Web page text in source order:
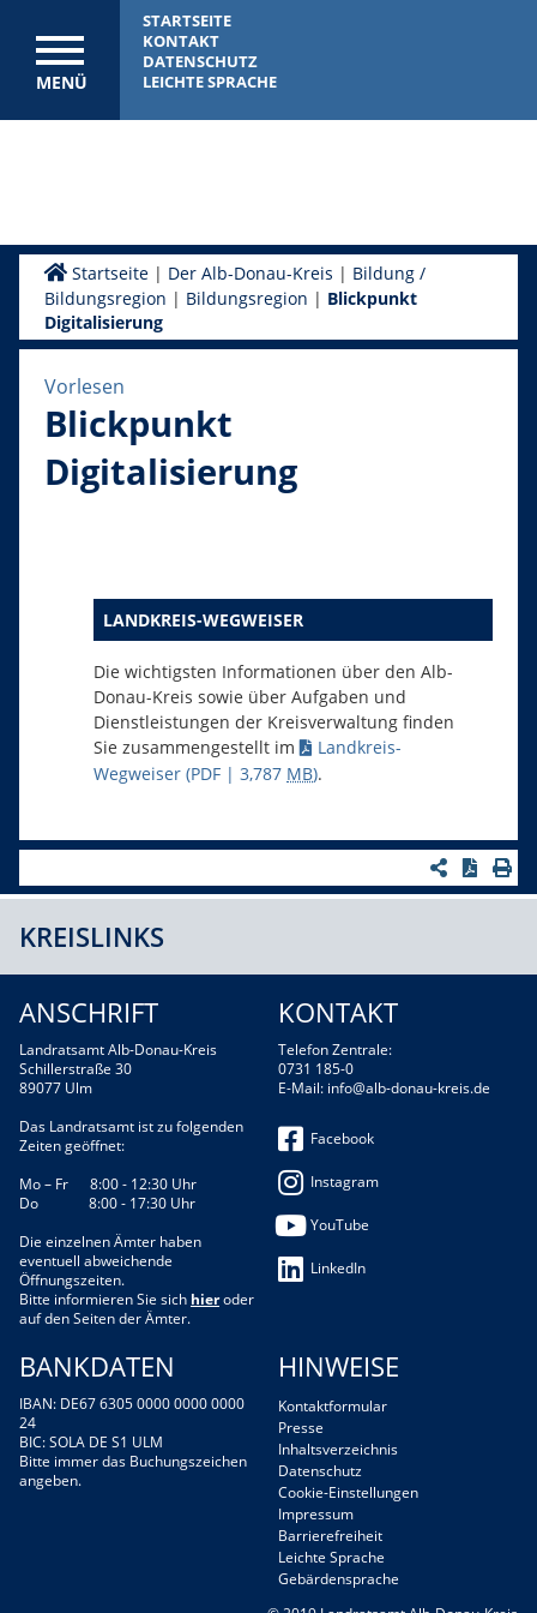
MENÜ
STARTSEITE
KONTAKT
DATENSCHUTZ
LEICHTE SPRACHE
Startseite| Der Alb-Donau-Kreis | Bildung /
Bildungsregion | Bildungsregion | Blickpunkt
Digitalisierung
Vorlesen
Blickpunkt
Digitalisierung
LANDKREIS-WEGWEISER
Die wichtigsten Informationen über den Alb-
Donau-Kreis sowie über Aufgaben und
Dienstleistungen der Kreisverwaltung finden
Sie zusammengestellt im
Landkreis-
Wegweiser (PDF | 3,787 MB).
KREISLINKS
ANSCHRIFT
Landratsamt Alb-Donau-Kreis
Schillerstraße 30
89077 Ulm
Das Landratsamt ist zu folgenden
Zeiten geöffnet:
Mo – Fr 8:00 - 12:30 Uhr
Do 8:00 - 17:30 Uhr
Die einzelnen Ämter haben
eventuell abweichende
Öffnungszeiten.
Bitte informieren Sie sich hieroder
auf den Seiten der Ämter.
KONTAKT
Telefon Zentrale:
0731 185-0
E-Mail: info@alb-donau-kreis.de
Facebook
Instagram
YouTube
LinkedIn
BANKDATEN
IBAN: DE67 6305 0000 0000 0000
24
BIC: SOLA DE S1 ULM
Bitte immer das Buchungszeichen
angeben.
HINWEISE
Kontaktformular
Presse
Inhaltsverzeichnis
Datenschutz
Cookie-Einstellungen
Impressum
Barrierefreiheit
Leichte Sprache
Gebärdensprache